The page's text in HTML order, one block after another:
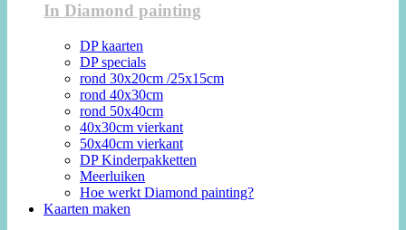
In Diamond painting
DP kaarten
DP specials
rond 30x20cm /25x15cm
rond 40x30cm
rond 50x40cm
40x30cm vierkant
50x40cm vierkant
DP Kinderpakketten
Meerluiken
Hoe werkt Diamond painting?
Kaarten maken